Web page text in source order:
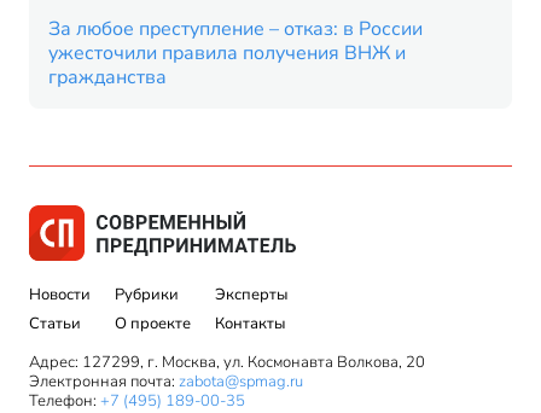
За любое преступление – отказ: в России
ужесточили правила получения ВНЖ и
гражданства
Новости
Статьи
Рубрики
О проекте
Эксперты
Контакты
Адрес: 127299, г. Москва, ул. Космонавта Волкова, 20
Электронная почта: zabota@spmag.ru
Телефон: +7 (495) 189-00-35